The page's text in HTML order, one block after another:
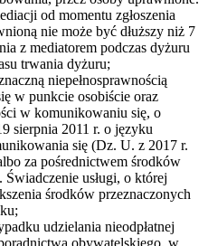
od momentu zgłoszenia
nie może być dłuższy niż 7
z mediatorem podczas dyżuru
trwania dyżuru;
niepełnosprawnością
w punkcie osobiście oraz
w komunikowaniu się, o
sierpnia 2011 r. o języku
się (Dz. U. z 2017 r.
za pośrednictwem środków
Świadczenie usługi, o której
środków przeznaczonych
udzielania nieodpłatnej